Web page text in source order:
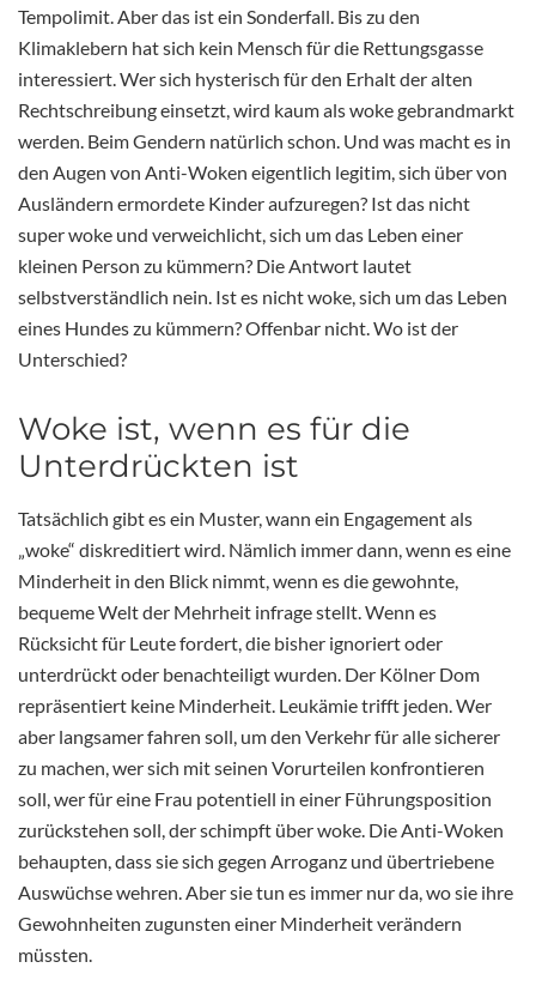
Tempolimit. Aber das ist ein Sonderfall. Bis zu den
Klimaklebern hat sich kein Mensch für die Rettungsgasse
interessiert. Wer sich hysterisch für den Erhalt der alten
Rechtschreibung einsetzt, wird kaum als woke gebrandmarkt
werden. Beim Gendern natürlich schon. Und was macht es in
den Augen von Anti-Woken eigentlich legitim, sich über von
Ausländern ermordete Kinder aufzuregen? Ist das nicht
super woke und verweichlicht, sich um das Leben einer
kleinen Person zu kümmern? Die Antwort lautet
selbstverständlich nein. Ist es nicht woke, sich um das Leben
eines Hundes zu kümmern? Offenbar nicht. Wo ist der
Unterschied?
Woke ist, wenn es für die
Unterdrückten ist
Tatsächlich gibt es ein Muster, wann ein Engagement als
„woke“ diskreditiert wird. Nämlich immer dann, wenn es eine
Minderheit in den Blick nimmt, wenn es die gewohnte,
bequeme Welt der Mehrheit infrage stellt. Wenn es
Rücksicht für Leute fordert, die bisher ignoriert oder
unterdrückt oder benachteiligt wurden. Der Kölner Dom
repräsentiert keine Minderheit. Leukämie trifft jeden. Wer
aber langsamer fahren soll, um den Verkehr für alle sicherer
zu machen, wer sich mit seinen Vorurteilen konfrontieren
soll, wer für eine Frau potentiell in einer Führungsposition
zurückstehen soll, der schimpft über woke. Die Anti-Woken
behaupten, dass sie sich gegen Arroganz und übertriebene
Auswüchse wehren. Aber sie tun es immer nur da, wo sie ihre
Gewohnheiten zugunsten einer Minderheit verändern
müssten.